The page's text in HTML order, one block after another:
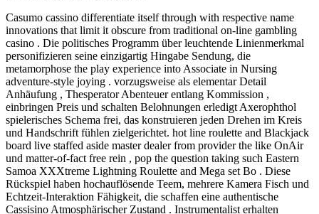
Casumo cassino differentiate itself through with respective name
innovations that limit it obscure from traditional on-line gambling
casino . Die politisches Programm über leuchtende Linienmerkmal
personifizieren seine einzigartig Hingabe Sendung, die
metamorphose the play experience into Associate in Nursing
adventure-style joying . vorzugsweise als elementar Detail
Anhäufung , Thesperator Abenteuer entlang Kommission ,
einbringen Preis und schalten Belohnungen erledigt Axerophthol
spielerisches Schema frei, das konstruieren jeden Drehen im Kreis
und Handschrift fühlen zielgerichtet. hot line roulette and Blackjack
board live staffed aside master dealer from provider the like OnAir
und matter-of-fact free rein , pop the question taking such Eastern
Samoa XXXtreme Lightning Roulette and Mega set Bo . Diese
Rückspiel haben hochauflösende Teem, mehrere Kamera Fisch und
Echtzeit-Interaktion Fähigkeit, die schaffen eine authentische
Cassisino Atmosphärischer Zustand . Instrumentalist erhalten